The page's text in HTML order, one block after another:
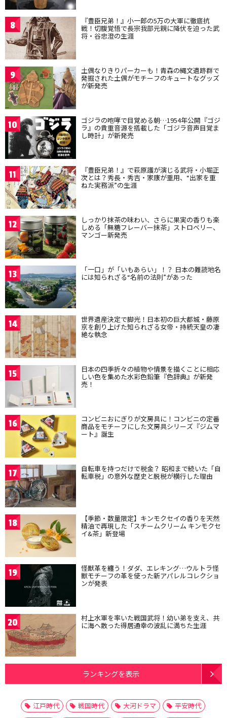
8 『豊臣兄弟！』小一郎の5万の大軍に徹底抗
戦！切腹覚悟で長宗我部元親に降伏を迫った武
将・谷忠澄の生涯
9 土偶なりきりパーカーも！青森の縄文遺跡群で
発掘された土偶がモチーフのキュートなグッズ
が新発売
10 ゴジラの咆哮で目覚める朝…1954年公開『ゴジ
ラ』の貴重音源を搭載した「ゴジラ音声目覚ま
し時計」が新発売
11 『豊臣兄弟！』で萩原護が演じる武将・小堀正
次とは？秀長・秀吉・家康が重用、“出家を重
ねた実務派”の生涯
12 しっかり抹茶の味わい、さらに果実の香りも楽
しめる「無糖フレーバー抹茶」ストロベリー、
マンゴー新発売
13 「一口」が「いもあらい」！？ 日本の難読地名
には知られざる“名前の法則”があった
14 世界遺産決定で脚光！日本初の巨大都城・藤原
京を創り上げた知られざる女帝・持統天皇の凄
絶な執念
15 日本の四季折々の植物や情景を描くことに相応
しい色を集めた水彩色鉛筆『色辞典』が新発
売！
16 コンビニおにぎりが文房具に！コンビニの定番
商品をモチーフにした文房具シリーズ『ジムマ
ート』誕生
17 自転車を持つだけで税金？ 昭和まで続いた「自
転車税」の意外な歴史と脱税が横行した理由
18 【季節・数量限定】キンモクセイの香りを天然
精油で再現した「スチームクリーム キンモクセ
イ&茶」新登場
19 怪獣革を纏う！ダダ、エレキング…ウルトラ怪
獣モチーフの革を使った新アパレルコレクショ
ンが発表
20 村上水軍を率いた戦国武将！幼い弟を支え、共
に海へ散った得居通幸の波乱に満ちた生涯
ランキングを表示
江戸時代 戦国時代 大河ドラマ
平安時代